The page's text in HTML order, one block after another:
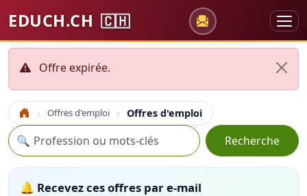
EDUCH.CH 🇨🇭
Offre expirée.
Accueil Offres d'emploi Offres d'emploi
Recherche
🔍 Recherche
🔔 Recevez ces offres par e-mail